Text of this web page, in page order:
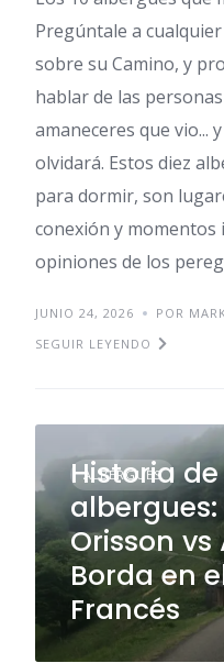
Pregúntale a
sobre su Camino, y
hablar de las
amaneceres que vio...
olvidará. Estos diez
para dormir, son
conexión y momentos
opiniones de los
JUNIO 24, 2026 POR MARK
SEGUIR LEYENDO
ALBERGUES
Historia
albergues:
Orisson
Borda en
Francés